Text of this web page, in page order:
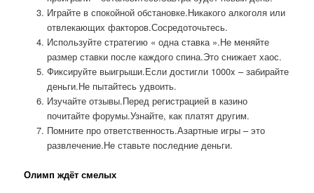
Играйте в спокойной обстановке.Никакого алкоголя или
отвлекающих факторов.Сосредоточьтесь.
Используйте стратегию « одна ставка ».Не меняйте
размер ставки после каждого спина.Это снижает хаос.
Фиксируйте выигрыши.Если достигли 1000x – забирайте
деньги.Не пытайтесь удвоить.
Изучайте отзывы.Перед регистрацией в казино
почитайте форумы.Узнайте, как платят другим.
Помните про ответственность.Азартные игры – это
развлечение.Не ставьте последние деньги.
Олимп ждёт смелых